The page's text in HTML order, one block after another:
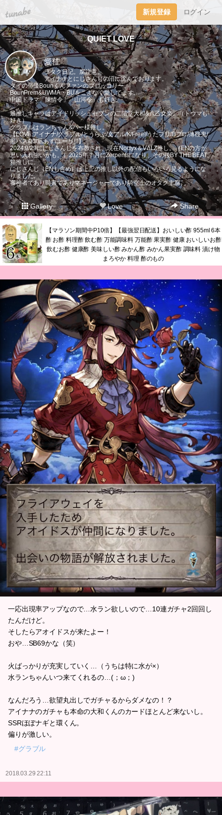
tuna.be 新規登録 ログイン
QUIET LOVE
愛佳
ヲタク日記。腐注意。
アイナナとにじさんじの沼に沈んでおります。
タイの俳優Bounくんファンのブロッコリー。
BounPrem&UWMA・BUをこよなく愛してます。
中国ドラマ「陳情令」「山河令」も好き。
最推しキャラはアイドリッシュセブンの二階堂大和&八乙女楽。（トウマも
好き）
グラブルはランちゃん&パー様推し。
【LOVE:アイナナ/グラブル/とうらぶ/文アル/K/Free!/うたプリ/Bプロ/薄桜鬼/
黒バス/00/凪あす/ユーリ!!!】
2024.9/29ににじさんじを布教され、現在Noctyx＆VΔLZ推し。（ENの方が
思い入れ強いかも。）2025年７月にZerpentsになり、その後BY THE BEAT
箱推しに。
にじさんじ（ENも含め）は上記の推し以外の配信もいろいろ見るようにな
りました。
審神者であり司書でありマネージャーであり騎空士のオタク主腐。
Gallery Love Share
【マラソン期間中P10倍】【最強翌日配送】おいしい酢 955ml 6本
酢 お酢 料理酢 飲む酢 万能調味料 万能酢 果実酢 健康 おいしいお酢
飲むお酢 健康酢 美味しい酢 みかん酢 みかん果実酢 調味料 漬け物
まろやか 料理 酢のもの
一応出現率アップなので…水ラン欲しいので…10連ガチャ2回回し
たんだけど。
そしたらアオイドスが来たよー！
おや…SB69かな（笑）
火ばっかりが充実していく…（うちは特に水が×）
水ランちゃんいつ来てくれるの…(；ω；)
なんだろう…欲望丸出しでガチャるからダメなの！？
アイナナのガチャも本命の大和くんのカードほとんど来ないし。
SSRほぼナギと環くん。
偏りが激しい。
#グラブル
2018.03.29 22:11